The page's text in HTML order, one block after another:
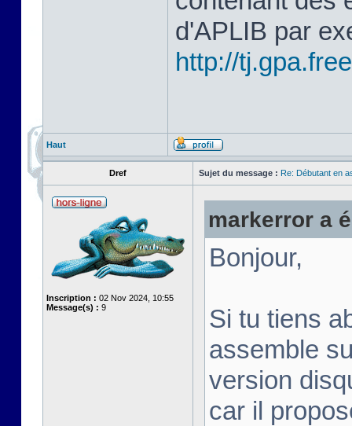
d'APLIB par
http://
Haut
Dref Sujet du message : Re: Débutant en
Inscription : 02 Nov 2024, 10:55
Message(s) : 9
markerror a
Bonjour,
Si tu tiens
assemble
version
car il